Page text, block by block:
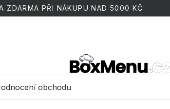
ZDARMA PŘI NÁKUPU NAD 5000 KČ
obchodu